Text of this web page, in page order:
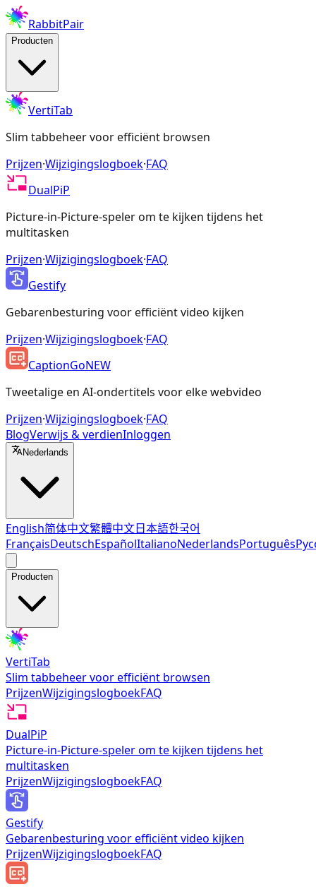
RabbitPair
Producten
VertiTab
Slim tabbeheer voor efficiënt browsen
Prijzen·Wijzigingslogboek·FAQ
DualPiP
Picture-in-Picture-speler om te kijken tijdens het
multitasken
Prijzen·Wijzigingslogboek·FAQ
Gestify
Gebarenbesturing voor efficiënt video kijken
Prijzen·Wijzigingslogboek·FAQ
CaptionGoNEW
Tweetalige en AI-ondertitels voor elke webvideo
Prijzen·Wijzigingslogboek·FAQ
BlogVerwijs & verdienInloggen
Nederlands
English简体中文繁體中文日本語한국어
FrançaisDeutschEspañolItalianoNederlandsPortuguês
Producten
VertiTab
Slim tabbeheer voor efficiënt browsen
PrijzenWijzigingslogboekFAQ
DualPiP
Picture-in-Picture-speler om te kijken tijdens het
multitasken
PrijzenWijzigingslogboekFAQ
Gestify
Gebarenbesturing voor efficiënt video kijken
PrijzenWijzigingslogboekFAQ